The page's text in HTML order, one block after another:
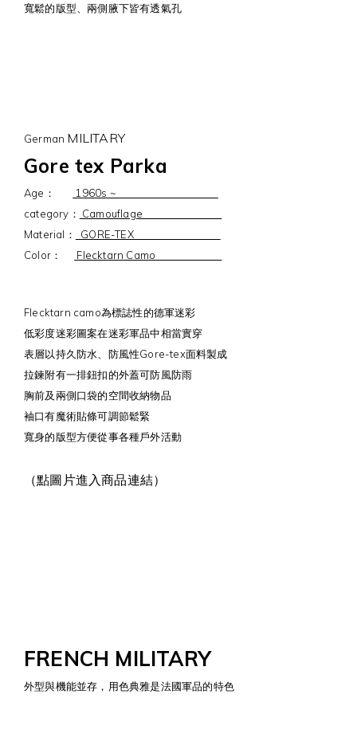
寬鬆的版型、兩側腋下皆有透氣孔
German MILITARY
Gore tex Parka
Age：
1960s ~
category： Camouflage
Material：
GORE-TEX
Color：
Flecktarn Camo
Flecktarn camo為標誌性的德軍迷彩
低彩度迷彩圖案在迷彩軍品中相當實穿
表層以持久防水、防風性Gore-tex面料製成
拉鍊附有一排鈕扣的外蓋可防風防雨
胸前及兩側口袋的空間收納物品
袖口有魔術貼條可調節鬆緊
寬身的版型方便從事各種戶外活動
（點圖片進入商品連結）
FRENCH MILITARY
外型與機能並存，用色典雅是法國軍品的特色